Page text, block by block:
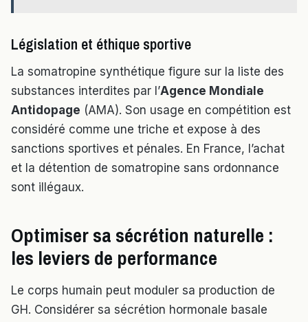
Législation et éthique sportive
La somatropine synthétique figure sur la liste des
substances interdites par l’Agence Mondiale
Antidopage (AMA). Son usage en compétition est
considéré comme une triche et expose à des
sanctions sportives et pénales. En France, l’achat
et la détention de somatropine sans ordonnance
sont illégaux.
Optimiser sa sécrétion naturelle :
les leviers de performance
Le corps humain peut moduler sa production de
GH. Considérer sa sécrétion hormonale basale